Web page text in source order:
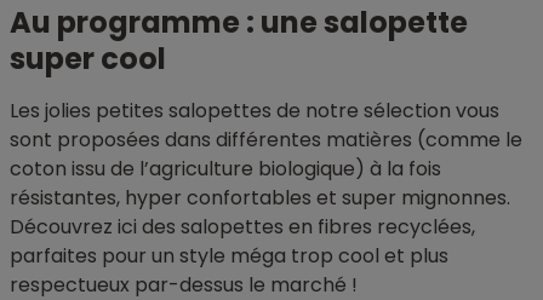
Au programme : une salopette
super cool
Les jolies petites salopettes de notre sélection vous
sont proposées dans différentes matières (comme le
coton issu de l’agriculture biologique) à la fois
résistantes, hyper confortables et super mignonnes.
Découvrez ici des salopettes en fibres recyclées,
parfaites pour un style méga trop cool et plus
respectueux par-dessus le marché !